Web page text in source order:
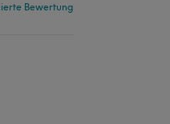
Bewertung